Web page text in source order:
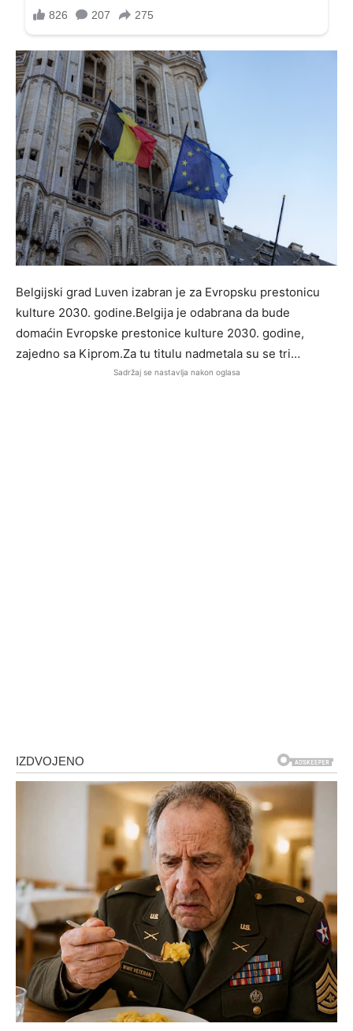
Belgijski grad Luven izabran je za Evropsku prestonicu
kulture 2030. godine.Belgija je odabrana da bude
domaćin Evropske prestonice kulture 2030. godine,
zajedno sa Kiprom.Za tu titulu nadmetala su se tri…
Sadržaj se nastavlja nakon oglasa